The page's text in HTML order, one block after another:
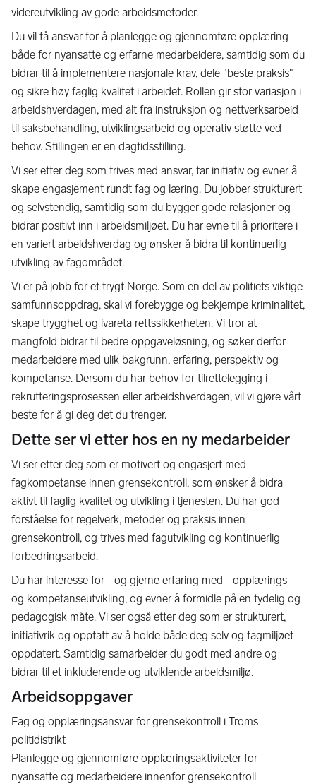
videreutvikling av gode arbeidsmetoder.
Du vil få ansvar for å planlegge og gjennomføre opplæring
både for nyansatte og erfarne medarbeidere, samtidig som du
bidrar til å implementere nasjonale krav, dele "beste praksis"
og sikre høy faglig kvalitet i arbeidet. Rollen gir stor variasjon i
arbeidshverdagen, med alt fra instruksjon og nettverksarbeid
til saksbehandling, utviklingsarbeid og operativ støtte ved
behov. Stillingen er en dagtidsstilling.
Vi ser etter deg som trives med ansvar, tar initiativ og evner å
skape engasjement rundt fag og læring. Du jobber strukturert
og selvstendig, samtidig som du bygger gode relasjoner og
bidrar positivt inn i arbeidsmiljøet. Du har evne til å prioritere i
en variert arbeidshverdag og ønsker å bidra til kontinuerlig
utvikling av fagområdet.
Vi er på jobb for et trygt Norge. Som en del av politiets viktige
samfunnsoppdrag, skal vi forebygge og bekjempe kriminalitet,
skape trygghet og ivareta rettssikkerheten. Vi tror at
mangfold bidrar til bedre oppgaveløsning, og søker derfor
medarbeidere med ulik bakgrunn, erfaring, perspektiv og
kompetanse. Dersom du har behov for tilrettelegging i
rekrutteringsprosessen eller arbeidshverdagen, vil vi gjøre vårt
beste for å gi deg det du trenger.
Dette ser vi etter hos en ny medarbeider
Vi ser etter deg som er motivert og engasjert med
fagkompetanse innen grensekontroll, som ønsker å bidra
aktivt til faglig kvalitet og utvikling i tjenesten. Du har god
forståelse for regelverk, metoder og praksis innen
grensekontroll, og trives med fagutvikling og kontinuerlig
forbedringsarbeid.
Du har interesse for - og gjerne erfaring med - opplærings-
og kompetanseutvikling, og evner å formidle på en tydelig og
pedagogisk måte. Vi ser også etter deg som er strukturert,
initiativrik og opptatt av å holde både deg selv og fagmiljøet
oppdatert. Samtidig samarbeider du godt med andre og
bidrar til et inkluderende og utviklende arbeidsmiljø.
Arbeidsoppgaver
Fag og opplæringsansvar for grensekontroll i Troms
politidistrikt
Planlegge og gjennomføre opplæringsaktiviteter for
nyansatte og medarbeidere innenfor grensekontroll